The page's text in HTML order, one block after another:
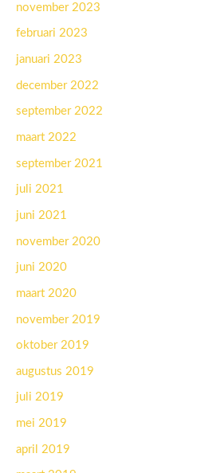
november 2023
februari 2023
januari 2023
december 2022
september 2022
maart 2022
september 2021
juli 2021
juni 2021
november 2020
juni 2020
maart 2020
november 2019
oktober 2019
augustus 2019
juli 2019
mei 2019
april 2019